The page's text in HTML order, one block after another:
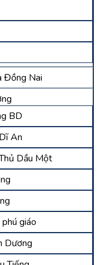
Đồng Nai
BD
An
Dầu Một
giáo
Dương